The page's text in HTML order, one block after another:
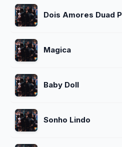
Dois Amores Duad
Magica
Baby Doll
Sonho Lindo